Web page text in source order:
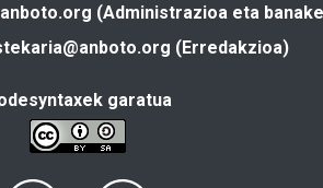
(Administrazioa eta
(Erredakzioa)
garatua